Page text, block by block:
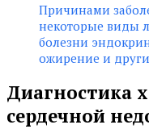
Причинами
некоторые виды
болезни
ожирение и
Диагностика
сердечной